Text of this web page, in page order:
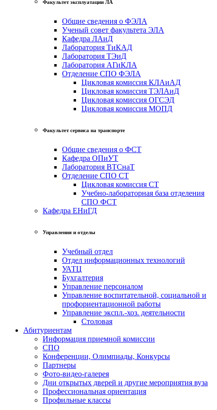
Факультет эксплуатации ЛА
Общие сведения о ФЭЛА
Ученый совет факультета ЭЛА
Кафедра ЛАиД
Лаборатория ТиКАД
Лаборатория ТЭиД
Лаборатория АГиКЛА
Отделение СПО ФЭЛА
Цикловая комиссия КЛАиАД
Цикловая комиссия ТЭЛАиД
Цикловая комиссия ОГСЭД
Цикловая комиссия МОПД
Факультет сервиса на транспорте
Общие сведения о ФСТ
Кафедра ОПиУТ
Лаборатория ВТСнаТ
Отделение СПО СТ
Цикловая комиссия СТ
Учебно-лабораторная база отделения
СПО ФСТ
Кафедра ЕНиГД
Управления и отделы
Учебный отдел
Отдел информационных технологий
УАТЦ
Бухгалтерия
Управление персоналом
Управление воспитательной, социальной и
профориентационной работы
Управление экспл.-хоз. деятельности
Столовая
Абитуриентам
Информация приемной комиссии
СПО
Конференции, Олимпиады, Конкурсы
Партнеры
Фото-видео-галерея
Дни открытых дверей и другие мероприятия вуза
Профессиональная ориентация
Профильные классы